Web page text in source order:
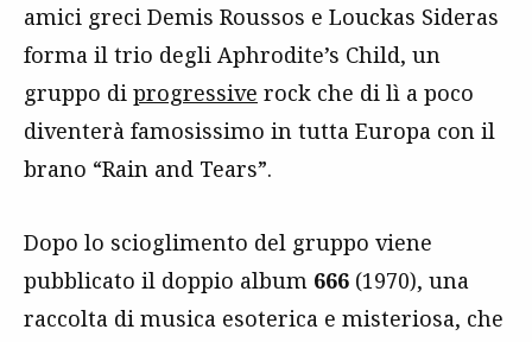
amici greci Demis Roussos e Louckas Sideras
forma il trio degli Aphrodite’s Child, un
gruppo di progressive rock che di lì a poco
diventerà famosissimo in tutta Europa con il
brano “Rain and Tears”.
Dopo lo scioglimento del gruppo viene
pubblicato il doppio album 666 (1970), una
raccolta di musica esoterica e misteriosa, che